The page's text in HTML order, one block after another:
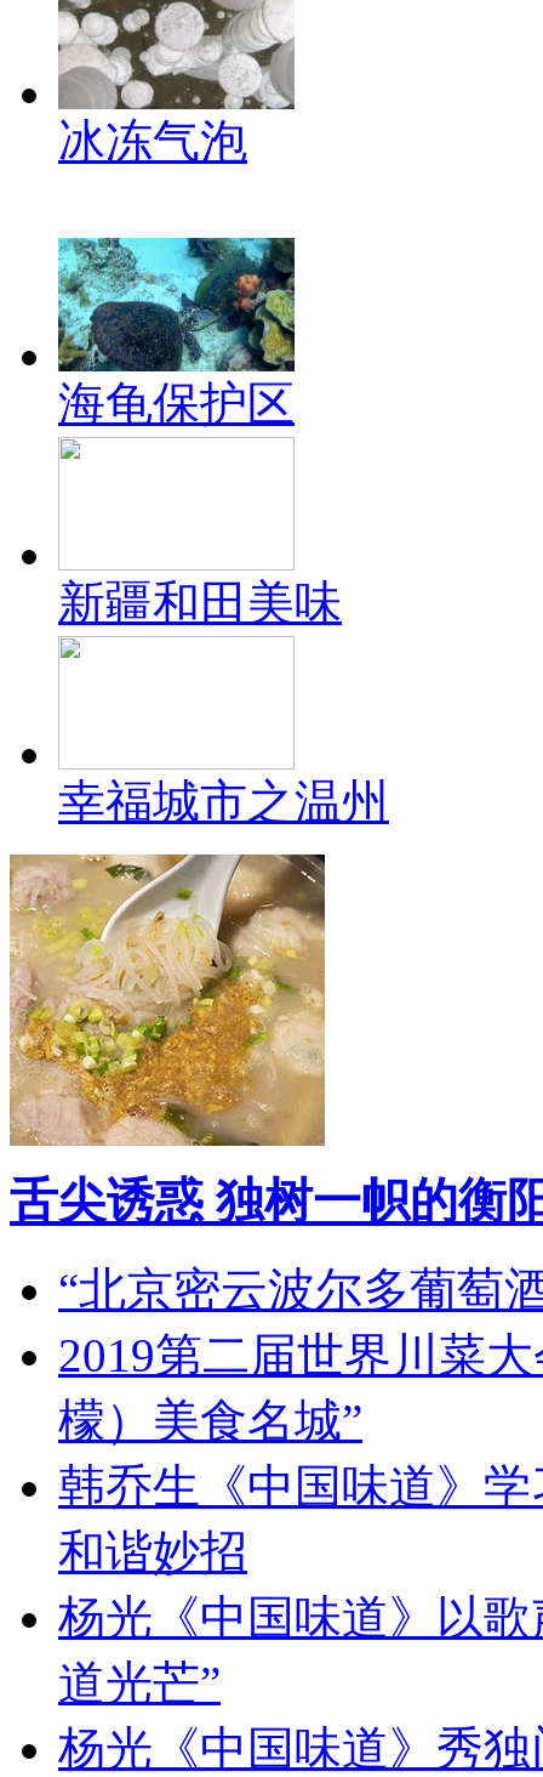
冰冻气泡
海龟保护区
新疆和田美味
幸福城市之温州
舌尖诱惑 独树一帜的衡
“北京密云波尔多葡萄
2019第二届世界川菜
檬）美食名城”
韩乔生《中国味道》
和谐妙招
杨光《中国味道》以
道光芒”
杨光《中国味道》秀